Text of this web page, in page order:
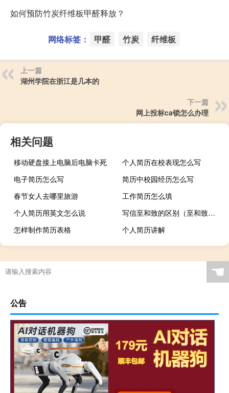
如何预防竹炭纤维板甲醛释放？
网络标签： 甲醛 竹炭 纤维板
上一篇
湖州学院在浙江是几本的
下一篇
网上投标ca锁怎么办理
相关问题
移动硬盘接上电脑后电脑卡死
个人简历在校表现怎么写
电子简历怎么写
简历中校园经历怎么写
春节女人去哪里旅游
工作简历怎么填
个人简历用英文怎么说
写信至和致的区别（至和致的区别和用法）
怎样制作简历表格
个人简历讲解
☚
公告